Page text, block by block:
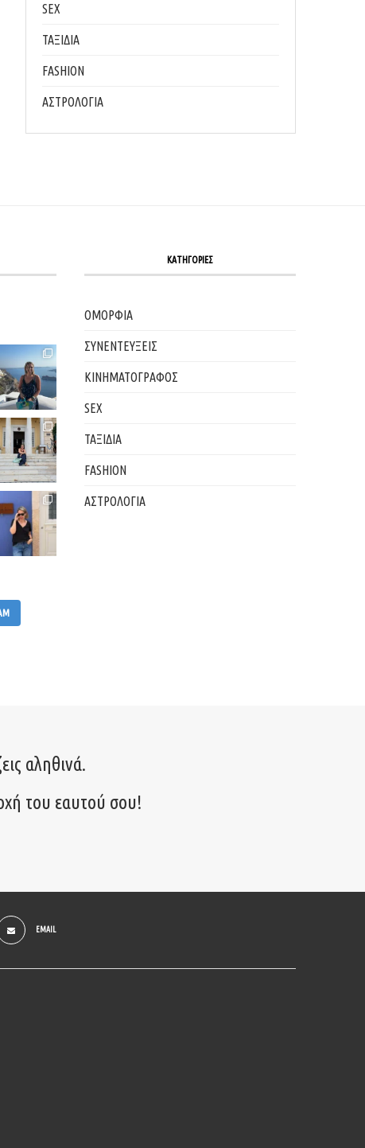
SEX
ΤΑΞΙΔΙΑ
FASHION
ΑΣΤΡΟΛΟΓΙΑ
ΚΑΤΗΓΟΡΙΕΣ
ΟΜΟΡΦΙΑ
ΣΥΝΕΝΤΕΥΞΕΙΣ
ΚΙΝΗΜΑΤΟΓΡΑΦΟΣ
SEX
ΤΑΞΙΔΙΑ
FASHION
ΑΣΤΡΟΛΟΓΙΑ
αληθινά.
του εαυτού σου!
EMAIL